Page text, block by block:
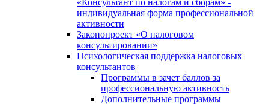
«Консультант по налогам и сборам» -
индивидуальная форма профессиональной
активности
Законопроект «О налоговом
консультировании»
Психологическая поддержка налоговых
консультантов
Программы в зачет баллов за
профессиональную активность
Дополнительные программы